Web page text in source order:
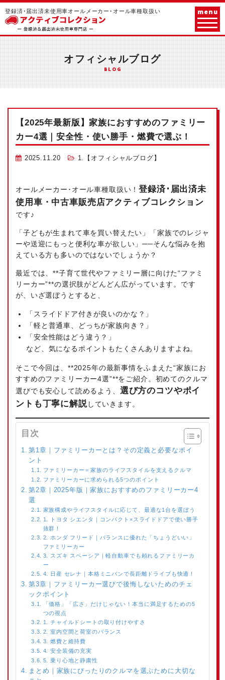
登録済･届出済未使用車オールメーカー･オール車種取扱い menu
オフィシャルブログ
BLOG
【2025年最新版】家族におすすめのファミリー
カー4選｜安全性・使い勝手・燃費で選ぶ！
2025.11.20 1.【オフィシャルブログ】
オールメーカー･オール車種取扱い！登録済･届出済未
使用車・中古車販売店アクティブコレクション
です♪
「子どもが生まれて車を買い替えたい」「家族でのレジャ
ーや送迎にもっと便利な車が欲しい」──そんな悩みを抱
えている方も多いのではないでしょうか？
最近では、**子育て世代やファミリー層に向けた“ファミ
リーカー”**の選択肢がどんどん広がっています。です
が、いざ選ぼうとすると、
「スライドドア付きが良いのかな？」
「軽と普通車、どっちが家族向き？」
「安全性能はどう違う？」
など、気になるポイントもたくさんありますよね。
そこで今回は、**2025年の最新事情をふまえた“家族にお
すすめのファミリーカー4選”**をご紹介。初めてのクルマ
選びでも安心して読めるよう、 選び方のコツやポイ
ントも丁寧に解説していきます。
目次
第1章｜ファミリーカーとは？その定義と必要なポイ
ント
ファミリーカー＝家族のライフスタイルを支えるクルマ
ファミリーカーに求められる5つのポイント
第2章｜2025年版｜家族におすすめのファミリーカー4
選
家族構成やライフスタイルに応じて、最適な1台を選ぼう
1. トヨタ シエンタ｜コンパクト×スライドドアで使い勝手
抜群！
2. ホンダ フリード｜バランスに優れた「ちょうどいい」
ファミリーカー
3. スズキ スペーシア｜軽自動車でも頼れるファミリーカ
ー
4. 日産 セレナ｜本格ミニバンで長距離ドライブも快適！
第3章｜ファミリーカー選びで後悔しないためのチェ
ックポイント
「価格」「広さ」だけじゃない！本当に満足するための5
つの視点
1. チャイルドシートの取り付けやすさ
2. 室内空間と荷室のバランス
3. 燃費と維持費
4. 安全装備の充実
5. 乗り心地と静粛性
まとめ｜家族にぴったりのクルマを選ぶために大切な